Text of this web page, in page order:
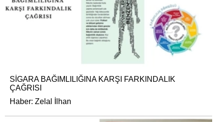
SİGARA BAĞIMLILIĞINA KARŞI FARKINDALIK
ÇAĞRISI
Haber: Zelal İlhan